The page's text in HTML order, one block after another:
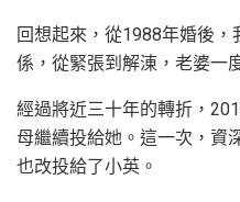
回想起來，從1988年婚後
係，從緊張到解涷，老婆一
經過將近三十年的轉折，
母繼續投給她。這一次，資
也改投給了小英。